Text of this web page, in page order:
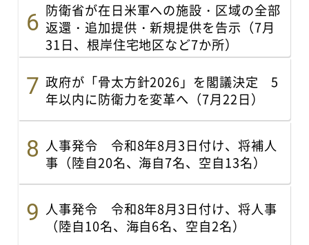
防衛省が在日米軍への施設・区域の全部
返還・追加提供・新規提供を告示（7月
31日、根岸住宅地区など7か所）
政府が「骨太方針2026」を閣議決定 5
年以内に防衛力を変革へ（7月22日）
人事発令 令和8年8月3日付け、将補人
事（陸自20名、海自7名、空自13名）
人事発令 令和8年8月3日付け、将人事
（陸自10名、海自6名、空自2名）